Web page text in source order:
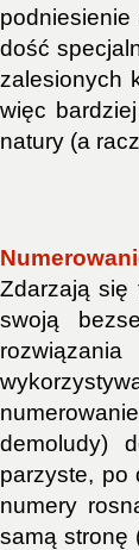
dość
zalesionych
więc
natury (a
Zdarzają się
swoją
demoludy)
parzyste, po
numery
samą stronę